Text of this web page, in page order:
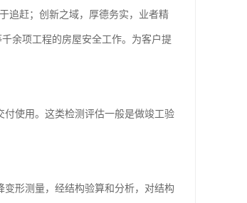
追赶；创新之域，厚德务实，业者精
余项工程的房屋安全工作。为客户提
使用。这类检测评估一般是做竣工验
形测量，经结构验算和分析，对结构